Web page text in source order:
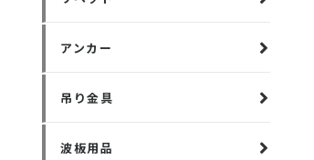
アンカー
吊り金具
波板用品